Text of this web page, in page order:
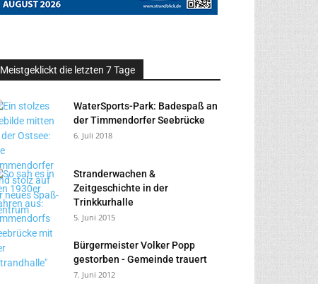
Meistgeklickt die letzten 7 Tage
WaterSports-Park: Badespaß an
der Timmendorfer Seebrücke
6. Juli 2018
Stranderwachen &
Zeitgeschichte in der
Trinkkurhalle
5. Juni 2015
Bürgermeister Volker Popp
gestorben - Gemeinde trauert
7. Juni 2012